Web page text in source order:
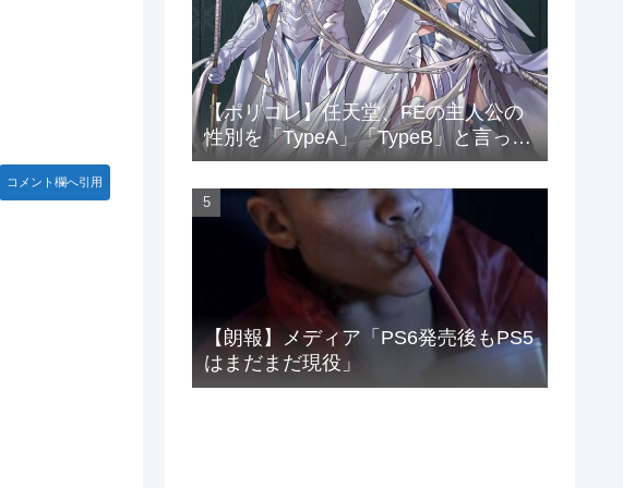
コメント欄へ引用
【ポリコレ】任天堂、FEの主人公の
性別を「TypeA」「TypeB」と言って
しまう…
【朗報】メディア「PS6発売後もPS5
はまだまだ現役」